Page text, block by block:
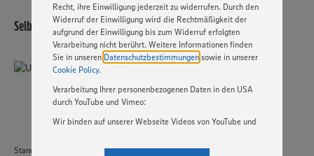
Recht, ihre Einwilligung jederzeit zu widerrufen. Durch den
Widerruf der Einwilligung wird die Rechtmäßigkeit der
aufgrund der Einwilligung bis zum Widerruf erfolgten
Verarbeitung nicht berührt. Weitere Informationen finden
Sie in unseren Datenschutzbestimmungen sowie in unserer
Cookie Policy.
Verarbeitung Ihrer personenbezogenen Daten in den USA
durch YouTube und Vimeo:
Wir binden auf unserer Webseite Videos von YouTube und
Einstellungen bezüglich YouTube und Vimeo zu ändern,
Selbstständiger Einzelhandel
Standort